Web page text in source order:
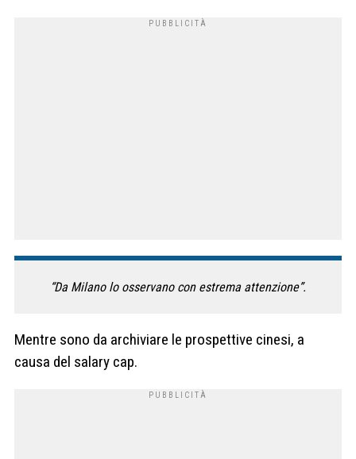
“Da Milano lo osservano con estrema attenzione”.
Mentre sono da archiviare le prospettive cinesi, a
causa del salary cap.